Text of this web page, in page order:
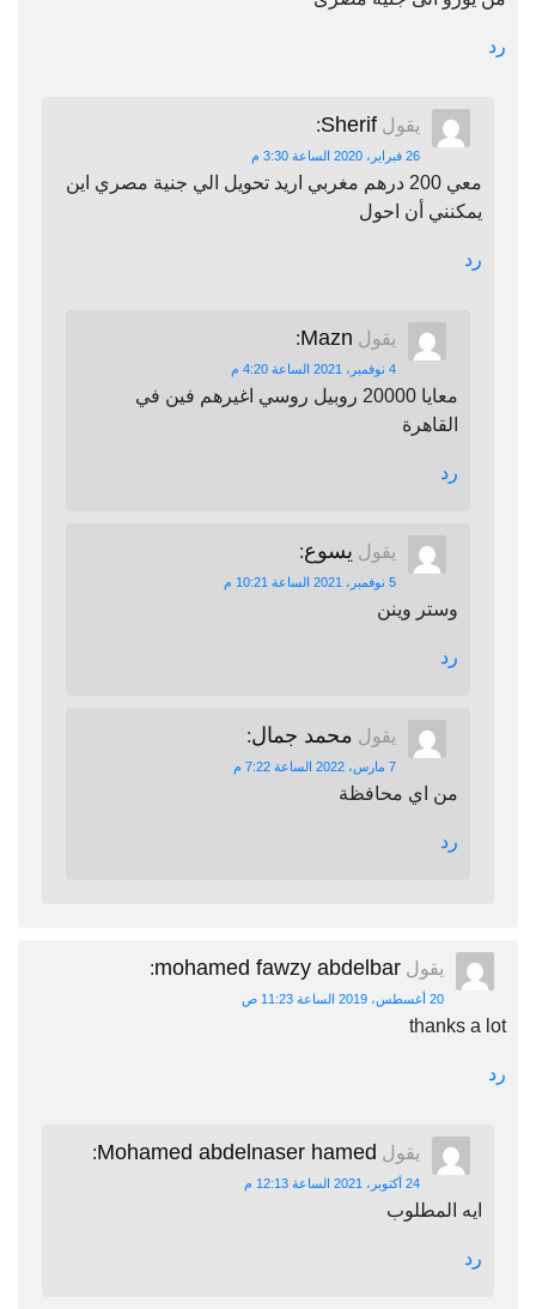
رد
يقول Sherif
:
26 فبراير، 2020 الساعة 3:30 م
معي 200 درهم مغربي اريد تحويل الي جنية مصري اين
يمكنني أن احول
رد
يقول Mazn
:
4 نوفمبر، 2021 الساعة 4:20 م
معايا 20000 روبيل روسي اغيرهم فين في
القاهرة
رد
يقول يسوع:
5 نوفمبر، 2021 الساعة 10:21 م
وستر وينن
رد
يقول محمد جمال:
7 مارس، 2022 الساعة 7:22 م
من اي محافظة
رد
يقول mohamed fawzy abdelbar
:
20 أغسطس، 2019 الساعة 11:23 ص
thanks a lot
رد
يقول Mohamed abdelnaser hamed
:
24 أكتوبر، 2021 الساعة 12:13 م
ايه المطلوب
رد